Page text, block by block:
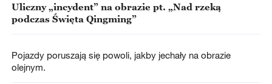
Uliczny „incydent” na obrazie pt. „Nad rzeką
podczas Święta Qingming”
Pojazdy poruszają się powoli, jakby jechały na obrazie
olejnym.